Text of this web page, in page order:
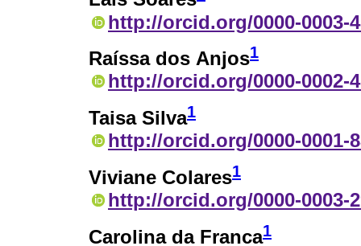
http://orcid.org/0000-0003-
Raíssa dos Anjos1
http://orcid.org/0000-0002-
Taisa Silva1
http://orcid.org/0000-0001-
Viviane Colares1
http://orcid.org/0000-0003-
Carolina da Franca1